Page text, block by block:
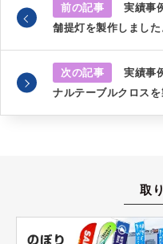
前の記事
実績事
舗提灯を製作しました
次の記事
実績事
ナルテーブルクロスを
取